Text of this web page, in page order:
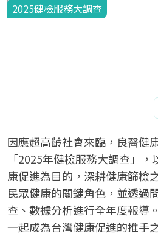
2025健檢服務大調查
因應超高齡社會來臨，良醫健
「2025年健檢服務大調查」，
康促進為目的，深耕健康篩檢
民眾健康的關鍵角色，並透過
查、數據分析進行全年度報導
一起成為台灣健康促進的推手